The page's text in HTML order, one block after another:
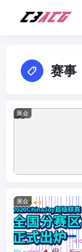
赛事
展会
展会